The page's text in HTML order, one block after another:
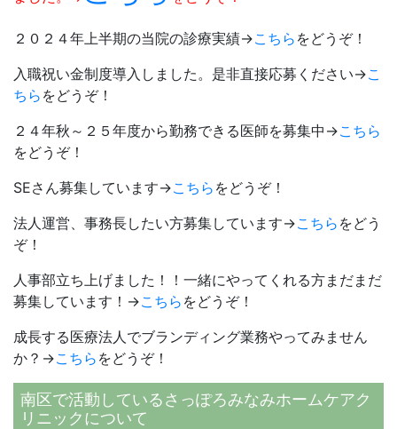
２０２４年上半期の当院の診療実績→こちら をどうぞ！
入職祝い金制度導入しました。是非直接応募ください→こ
ちら をどうぞ！
２４年秋～２５年度から勤務できる医師を募集中→こちら
をどうぞ！
SEさん募集しています→こちら をどうぞ！
法人運営、事務長したい方募集しています→こちら をどう
ぞ！
人事部立ち上げました！！一緒にやってくれる方まだまだ
募集しています！→こちら をどうぞ！
成長する医療法人でブランディング業務やってみません
か？→こちら をどうぞ！
南区で活動しているさっぽろみなみホームケアク
リニックについて